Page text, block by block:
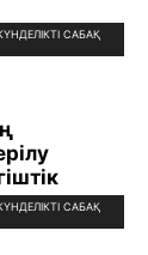
САБАҚ
САБАҚ